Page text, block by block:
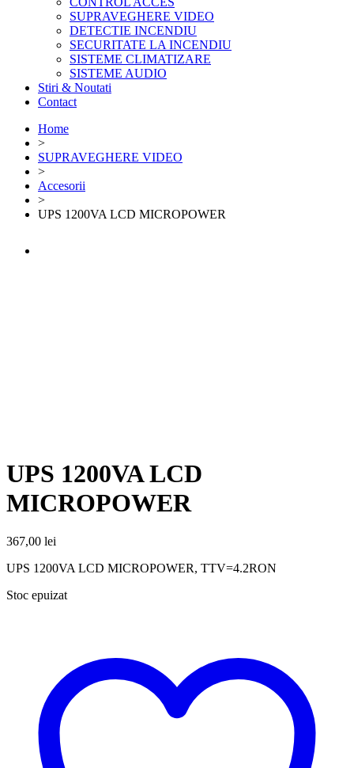
SUPRAVEGHERE VIDEO
DETECTIE INCENDIU
SECURITATE LA INCENDIU
SISTEME CLIMATIZARE
SISTEME AUDIO
Stiri & Noutati
Contact
Home
>
SUPRAVEGHERE VIDEO
>
Accesorii
>
UPS 1200VA LCD MICROPOWER
UPS 1200VA LCD
MICROPOWER
367,00 lei
UPS 1200VA LCD MICROPOWER, TTV=4.2RON
Stoc epuizat